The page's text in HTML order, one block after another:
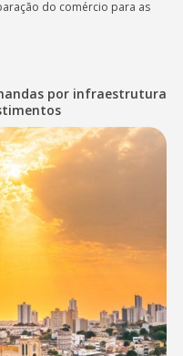
do comércio para as
por infraestrutura